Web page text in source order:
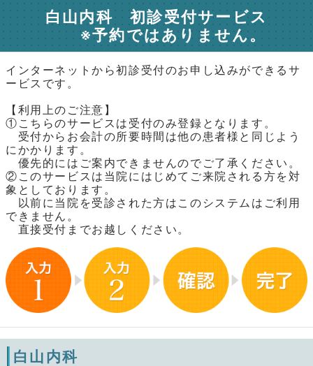
白山内科 初診受付サービス
※予約ではありません。
インターネットから初診受付のお申し込みができるサ
ービスです。
【利用上のご注意】
①こちらのサービスは受付のみ登録となります。
受付からお会計の所要時間は他の患者様と同じよう
にかかります。
優先的にはご案内できませんのでご了承ください。
②このサービスは当院にはじめてご来院される方を対
象としております。
以前に当院を受診された方はこのシステムはご利用
できません。
直接受付までお越しください。
白山内科